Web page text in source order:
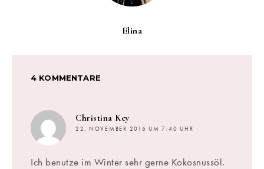
Elina
4 KOMMENTARE
Christina Key
22. NOVEMBER 2016 UM 7:40 UHR
Ich benutze im Winter sehr gerne Kokosnussöl.